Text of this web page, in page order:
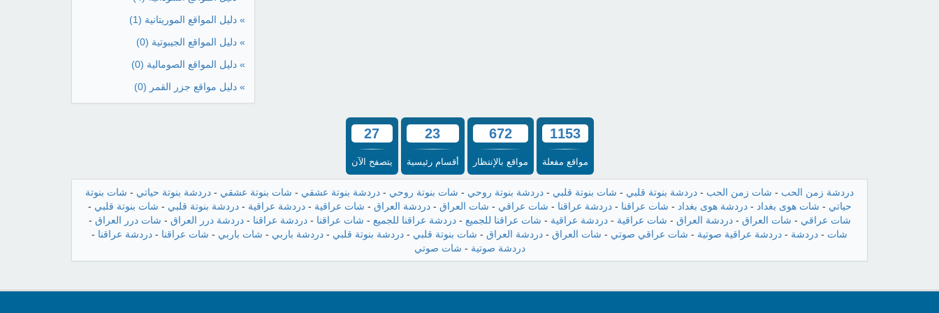
» دليل المواقع الموريتانية (1)
» دليل المواقع الجيبوتية (0)
» دليل المواقع الصومالية (0)
» دليل مواقع جزر القمر (0)
1153
مواقع مفعلة
672
مواقع بالإنتظار
23
أقسام رئيسية
27
يتصفح الآن
دردشة زمن الحب - شات زمن الحب - دردشة بنوتة قلبي - شات بنوتة قلبي - دردشة بنوتة روحي - شات بنوتة روحي - دردشة بنوتة عشقي - شات بنوتة عشقي - دردشة بنوتة حياتي - شات بنوتة
حياتي - شات هوى بغداد -دردشة هوى بغداد - شات عراقنا -دردشة عراقنا - شات عراقي - شات العراق -دردشة العراق - شات عراقية -دردشة عراقية -دردشة بنوتة قلبي - شات بنوتة قلبي -
شات عراقي - شات العراق -دردشة العراق - شات عراقية -دردشة عراقية - شات عراقنا للجميع -دردشة عراقنا للجميع - شات عراقنا -دردشة عراقنا -دردشة درر العراق - شات درر العراق -
شات - دردشة - دردشة عراقية صوتية - شات عراقي صوتي - شات العراق - دردشة العراق - شات بنوتة قلبي - دردشة بنوتة قلبي - دردشة باربي - شات باربي - شات عراقنا - دردشة عراقنا -
دردشة صوتية - شات صوتي